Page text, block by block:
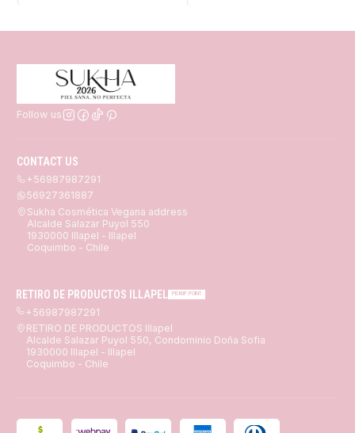
Follow us
CONTACT US
+56987987291
56927361887
Sukha Cosmética Vegana address
Alcalde Salazar Puyol 550
1930000 Illapel - Illapel
Coquimbo - Chile
RETIRO DE PRODUCTOS ILLAPEL PICKUP POINT
+56987987291
RETIRO DE PRODUCTOS Illapel
Alcalde Salazar Puyol 550, Condominio Doña Sofia
1930000 Illapel - Illapel
Coquimbo - Chile